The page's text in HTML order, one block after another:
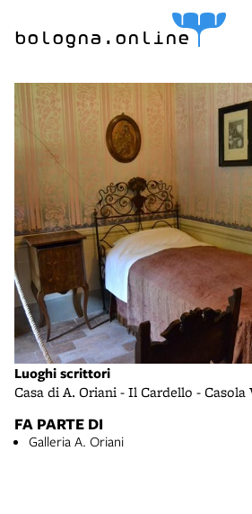
bologna.online
Luoghi scrittori
Casa di A. Oriani - Il Cardello -
FA PARTE DI
Galleria A. Oriani